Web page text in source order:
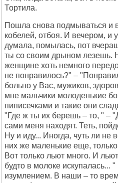
Тортила.
Пошла снова подмываться и
кобелей, отбоя. И вечером, и
думала, помылась, пот
ты со своим дрыном лезешь.
женщине хоть немного
не понравилось?" –
больно у Вас, мужиков,
мне мальчики молоденькие
пиписечками и такие они
"Где ж ты их берешь – то, " –
сами меня находят. Теть,
Ну и иду... Иногда, чуть ли не
них же маленькие еще,
Вот только льют много. И
будто в молоке искупалась...
изумлением. В наши – то